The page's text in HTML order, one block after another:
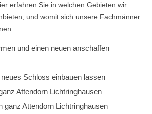
erfahren Sie in welchen Gebieten wir
und womit sich unsere Fachmänner
und einen neuen anschaffen
Schloss einbauen lassen
Attendorn Lichtringhausen
ganz Attendorn Lichtringhausen